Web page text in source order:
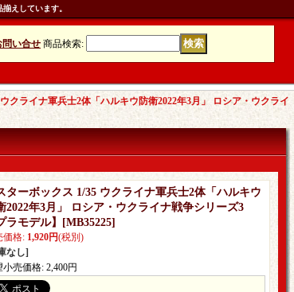
えしています。
問い合せ 商品検索:
クライナ軍兵士2体「ハルキウ防衛2022年3月」 ロシア・ウクライ
ターボックス 1/35 ウクライナ軍兵士2体「ハルキウ
2022年3月」 ロシア・ウクライナ戦争シリーズ3
ラモデル】
[MB35225]
価格: 1,920円(税別)
なし]
小売価格: 2,400円